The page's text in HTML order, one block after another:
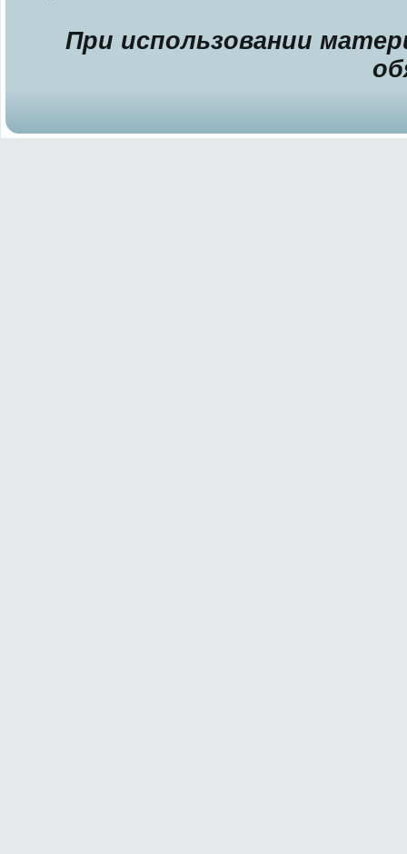
При использовании